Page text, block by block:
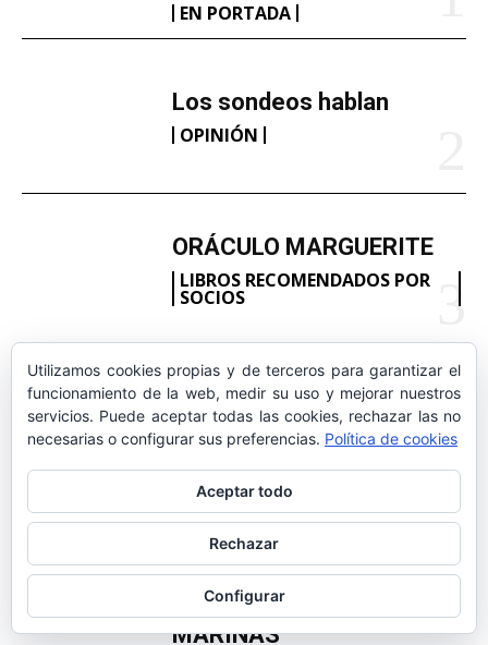
EN PORTADA
Los sondeos hablan
OPINIÓN
ORÁCULO MARGUERITE
LIBROS RECOMENDADOS POR
SOCIOS
GERTRUDE BELL 100
AÑOS
HISTORIA
LA DELEGACIÓN DE
TARRAGONA ASISTE
INVITADA A LA “CENA DE
GALA DE LAS CUATRO
MARINAS”
Utilizamos cookies propias y de terceros para garantizar el
funcionamiento de la web, medir su uso y mejorar nuestros
servicios. Puede aceptar todas las cookies, rechazar las no
necesarias o configurar sus preferencias. Política de cookies
Aceptar todo
Rechazar
Configurar